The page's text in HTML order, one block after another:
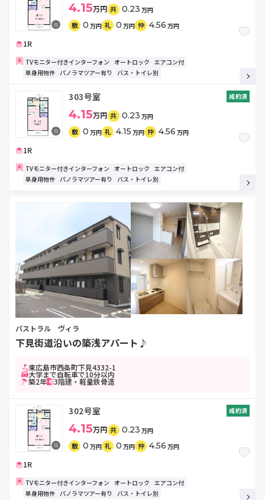
4.15万円 共 0.23 万円
敷 0 万円 礼 0 万円 仲 4.56 万円
1R
TVモニター付きインターフォン オートロック エアコン付
単身用物件 パノラマツアー有り バス・トイレ別
303号室 成約済
4.15万円 共 0.23 万円
敷 0 万円 礼 4.15 万円 仲 4.56 万円
1R
TVモニター付きインターフォン オートロック エアコン付
単身用物件 パノラマツアー有り バス・トイレ別
パストラル ヴィラ
下見街道沿いの築浅アパート♪
東広島市西条町下見4332-1
大学まで自転車で10分以内
築2年 3階建・軽量鉄骨造
302号室 成約済
4.15万円 共 0.23 万円
敷 0 万円 礼 0 万円 仲 4.56 万円
1R
TVモニター付きインターフォン オートロック エアコン付
単身用物件 パノラマツアー有り バス・トイレ別